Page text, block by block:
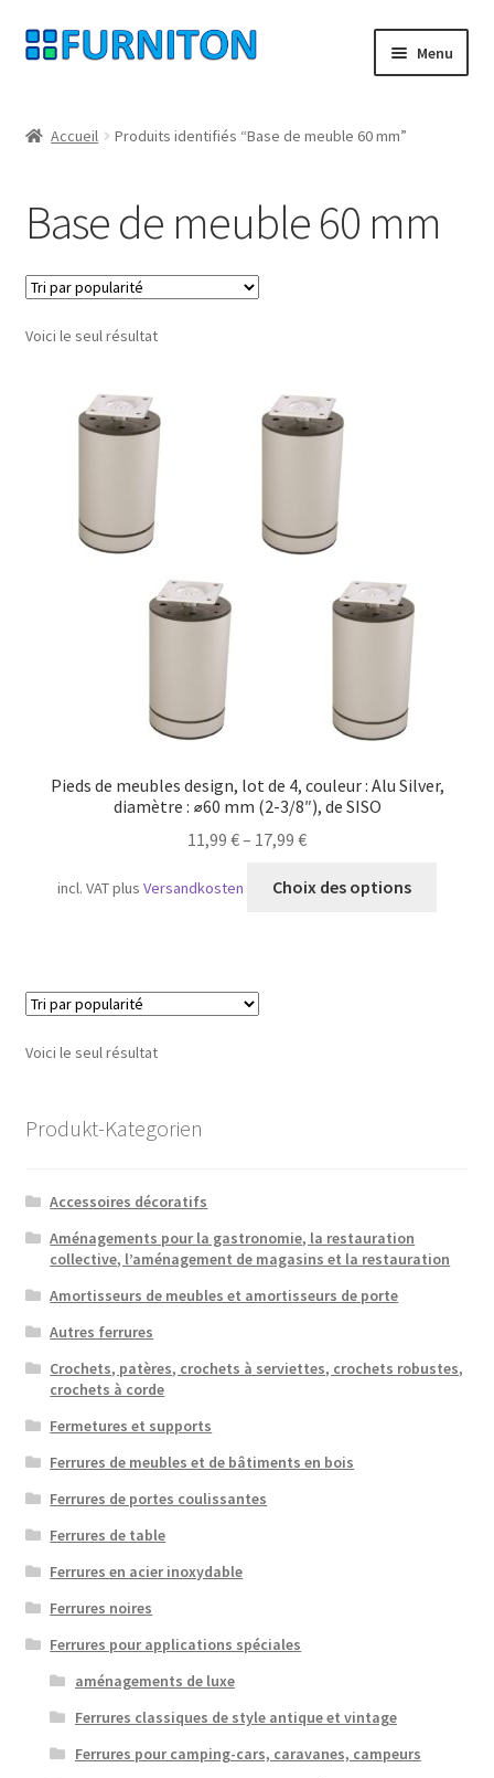
Aller
à
navigation
Aller
au
Menu
Protection des données
Droit de rétractation
Contact
Mentions légales
CONDITIONS GÉNÉRALES DE VENTE
Transport maritime
Accueil Produits identifiés “Base de meuble 60 mm”
Base de meuble 60 mm
Voici le seul résultat
Pieds de meubles design, lot de 4, couleur : Alu Silver,
diamètre : ⌀60 mm (2-3/8″), de SISO
11,99 €– 17,99 €
incl. VATplusVersandkosten Choix des options
produit
Voici le seul résultat
Produkt-Kategorien
Accessoires décoratifs
Aménagements pour la gastronomie, la restauration
collective, l’aménagement de magasins et la restauration
Amortisseurs de meubles et amortisseurs de porte
Autres ferrures
Crochets, patères, crochets à serviettes, crochets robustes,
crochets à corde
Fermetures et supports
Ferrures de meubles et de bâtiments en bois
Ferrures de portes coulissantes
Ferrures de table
Ferrures en acier inoxydable
Ferrures noires
Ferrures pour applications spéciales
aménagements de luxe
Ferrures classiques de style antique et vintage
Ferrures pour camping-cars, caravanes, campeurs